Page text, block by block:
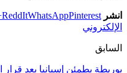
انشر ReddItWhatsAppPinterest
الإلكتروني
السابق
بوريطة يطمئن إسبانيا بعد قرار